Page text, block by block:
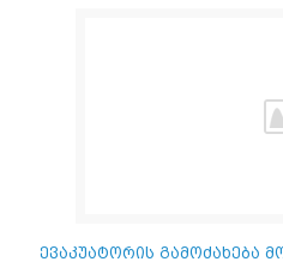
ევაკუატორის გამოძახება